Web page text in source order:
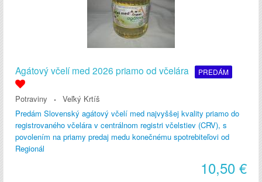
Agátový včelí med 2026 priamo od včelára PREDÁM
Potraviny
Veľký Krtíš
Predám Slovenský agátový včelí med najvyššej kvality priamo do
registrovaného včelára v centrálnom registri včelstiev (CRV), s
povolením na priamy predaj medu konečnému spotrebiteľovi od
Regionál
10,50 €